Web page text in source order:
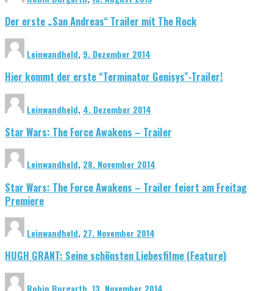
Der erste „San Andreas“ Trailer mit The Rock
Leinwandheld, 9. Dezember 2014
Hier kommt der erste “Terminator Genisys”-Trailer!
Leinwandheld, 4. Dezember 2014
Star Wars: The Force Awakens – Trailer
Leinwandheld, 28. November 2014
Star Wars: The Force Awakens – Trailer feiert am Freitag
Premiere
Leinwandheld, 27. November 2014
HUGH GRANT: Seine schönsten Liebesfilme (Feature)
Robin Burgarth 13. November 2014